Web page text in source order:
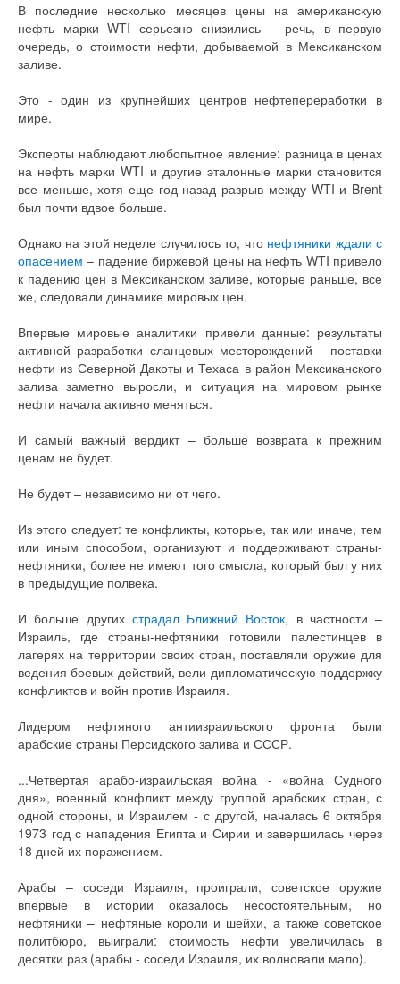
В последние несколько месяцев цены на американскую
нефть марки WTI серьезно снизились – речь, в первую
очередь, о стоимости нефти, добываемой в Мексиканском
заливе.
Это - один из крупнейших центров нефтепереработки в
мире.
Эксперты наблюдают любопытное явление: разница в ценах
на нефть марки WTI и другие эталонные марки становится
все меньше, хотя еще год назад разрыв между WTI и Brent
был почти вдвое больше.
Однако на этой неделе случилось то, что нефтяники ждали с
опасением – падение биржевой цены на нефть WTI привело
к падению цен в Мексиканском заливе, которые раньше, все
же, следовали динамике мировых цен.
Впервые мировые аналитики привели данные: результаты
активной разработки сланцевых месторождений - поставки
нефти из Северной Дакоты и Техаса в район Мексиканского
залива заметно выросли, и ситуация на мировом рынке
нефти начала активно меняться.
И самый важный вердикт – больше возврата к прежним
ценам не будет.
Не будет – независимо ни от чего.
Из этого следует: те конфликты, которые, так или иначе, тем
или иным способом, организуют и поддерживают страны-
нефтяники, более не имеют того смысла, который был у них
в предыдущие полвека.
И больше других страдал Ближний Восток, в частности –
Израиль, где страны-нефтяники готовили палестинцев в
лагерях на территории своих стран, поставляли оружие для
ведения боевых действий, вели дипломатическую поддержку
конфликтов и войн против Израиля.
Лидером нефтяного антиизраильского фронта были
арабские страны Персидского залива и СССР.
...Четвертая арабо-израильская война - «война Судного
дня», военный конфликт между группой арабских стран, с
одной стороны, и Израилем - с другой, началась 6 октября
1973 год с нападения Египта и Сирии и завершилась через
18 дней их поражением.
Арабы – соседи Израиля, проиграли, советское оружие
впервые в истории оказалось несостоятельным, но
нефтяники – нефтяные короли и шейхи, а также советское
политбюро, выиграли: стоимость нефти увеличилась в
десятки раз (арабы - соседи Израиля, их волновали мало).